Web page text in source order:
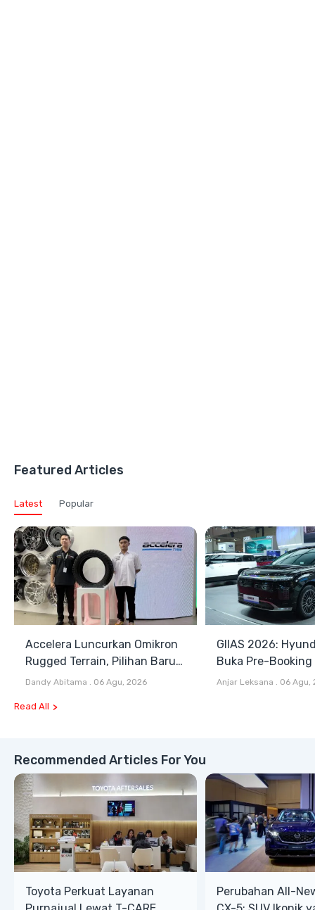
Featured Articles
Latest Popular
Accelera Luncurkan Omikron
Rugged Terrain, Pilihan Baru
Antara All Terrain dan Mud
Dandy Abitama 06 Agu, 2026
GIIAS 2026:
Buka Pre-Booking
Harga Mulai
Anjar Leksana 06 Agu,
Read All
Recommended Articles For You
Toyota Perkuat Layanan
Perubahan All-